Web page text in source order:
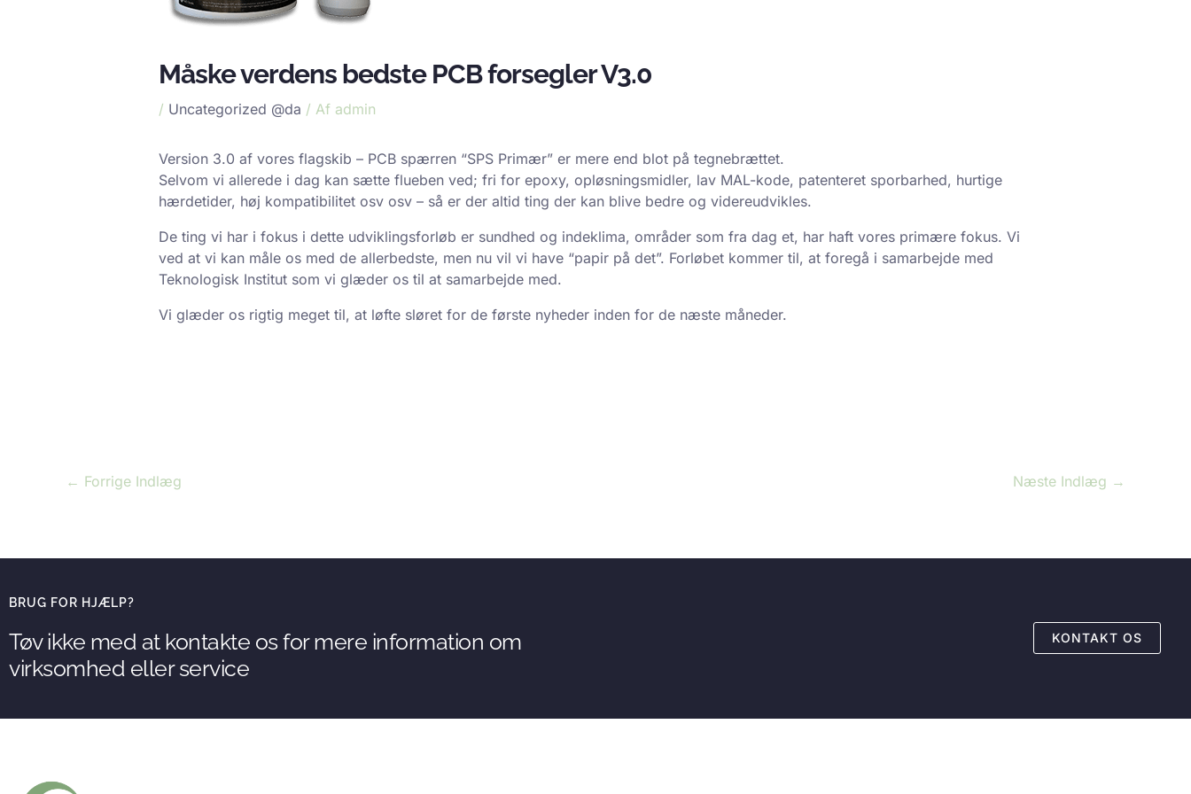
Måske verdens bedste PCB forsegler V3.0
/ Uncategorized @da / Af admin
Version 3.0 af vores flagskib – PCB spærren “SPS Primær” er mere end blot på tegnebrættet.
Selvom vi allerede i dag kan sætte flueben ved; fri for epoxy, opløsningsmidler, lav MAL-kode, patenteret sporbarhed, hurtige
hærdetider, høj kompatibilitet osv osv – så er der altid ting der kan blive bedre og videreudvikles.
De ting vi har i fokus i dette udviklingsforløb er sundhed og indeklima, områder som fra dag et, har haft vores primære fokus. Vi
ved at vi kan måle os med de allerbedste, men nu vil vi have “papir på det”. Forløbet kommer til, at foregå i samarbejde med
Teknologisk Institut som vi glæder os til at samarbejde med.
Vi glæder os rigtig meget til, at løfte sløret for de første nyheder inden for de næste måneder.
← Forrige Indlæg Næste Indlæg →
BRUG FOR HJÆLP?
Tøv ikke med at kontakte os for mere information om
virksomhed eller service
KONTAKT OS